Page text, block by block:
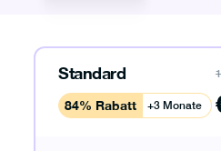
Standard
84% Rabatt +3 Monate